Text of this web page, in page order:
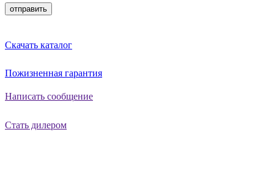
Скачать каталог
Пожизненная гарантия
Написать сообщение
Стать дилером